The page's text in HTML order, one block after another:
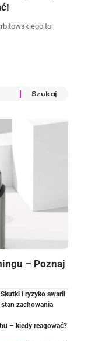
to
– Poznaj
i ryzyko awarii
zachowania
– kiedy reagować?